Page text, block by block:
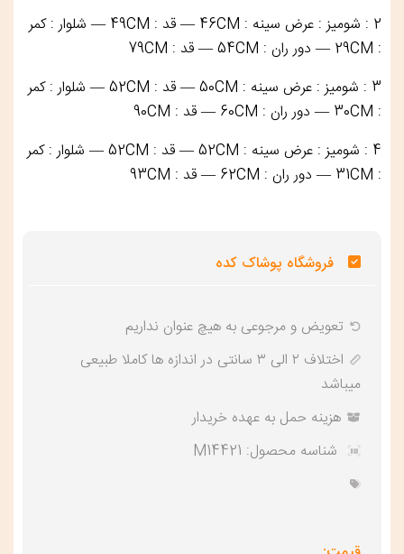
2 : شومیز : عرض سینه : 46CM — قد : 49CM — شلوار : کمر
: 29CM — دور ران : 54CM — قد : 79CM
3 : شومیز : عرض سینه : 50CM — قد : 52CM — شلوار : کمر
: 30CM — دور ران : 60CM — قد : 90CM
4 : شومیز : عرض سینه : 52CM — قد : 52CM — شلوار : کمر
: 31CM — دور ران : 62CM — قد : 93CM
فروشگاه پوشاک کده
تعویض و‌ مرجوعی به هیچ عنوان نداریم
اختلاف ۲ الی ۳ سانتی در اندازه ها کاملا طبیعی
میباشد
هزینه حمل به عهده خریدار
شناسه محصول: M14421